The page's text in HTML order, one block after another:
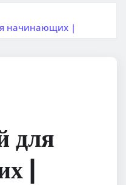
начинающих |
для
|